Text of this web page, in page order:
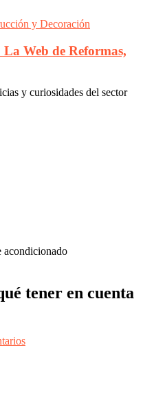
Web de Reformas,
y curiosidades del sector
tener en cuenta